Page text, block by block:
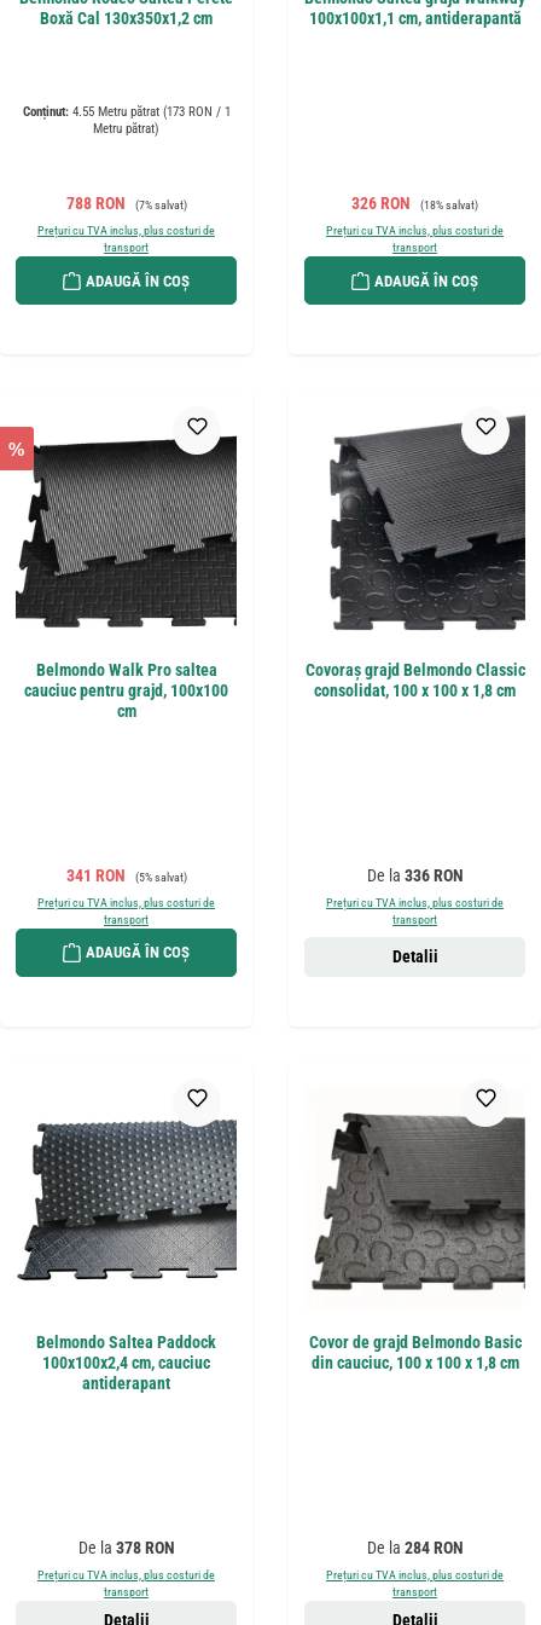
Boxă Cal 130x350x1,2 cm
Conținut: 4.55 Metru pătrat (173 RON / 1
Metru pătrat)
Preț de vânzare:
788 RON Preț obișnuit:
(7% salvat)
Prețuri cu TVA inclus, plus costuri de
transport
ADAUGĂ ÎN COȘ
100x100x1,1 cm, antiderapantă
Preț de vânzare:
326 RON Preț obișnuit:
(18% salvat)
Prețuri cu TVA inclus, plus costuri de
transport
ADAUGĂ ÎN COȘ
%
Belmondo Walk Pro saltea
cauciuc pentru grajd, 100x100
cm
Preț de vânzare:
341 RON Preț obișnuit:
(5% salvat)
Prețuri cu TVA inclus, plus costuri de
transport
ADAUGĂ ÎN COȘ
Covoraș grajd Belmondo Classic
consolidat, 100 x 100 x 1,8 cm
Preț obișnuit:
De la 336 RON
Prețuri cu TVA inclus, plus costuri de
transport
Detalii
Belmondo Saltea Paddock
100x100x2,4 cm, cauciuc
antiderapant
Preț obișnuit:
De la 378 RON
Prețuri cu TVA inclus, plus costuri de
transport
Detalii
Covor de grajd Belmondo Basic
din cauciuc, 100 x 100 x 1,8 cm
Preț obișnuit:
De la 284 RON
Prețuri cu TVA inclus, plus costuri de
transport
Detalii